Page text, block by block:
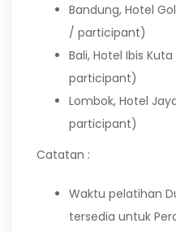
Bandung, Hotel
/ participant)
Bali, Hotel Ibis
participant)
Lombok, Hotel
participant)
Catatan :
Waktu pelatihan
tersedia untuk